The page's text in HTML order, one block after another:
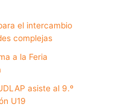
el intercambio
complejas
a la Feria
asiste al 9.º
U19